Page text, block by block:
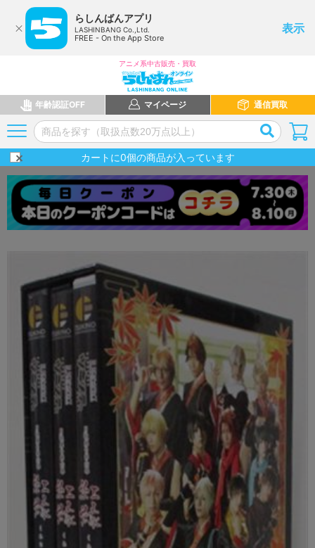
らしんばんアプリ
LASHINBANG Co.,Ltd.
FREE - On the App Store
表示
アニメ系中古販売・買取
年齢認証OFF マイページ 通信買取
カートに0個の商品が入っています